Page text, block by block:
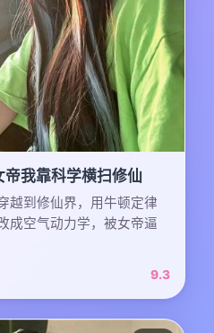
帝我靠科学横扫修仙
越到修仙界，用牛顿定律
成空气动力学，被女帝逼
9.3